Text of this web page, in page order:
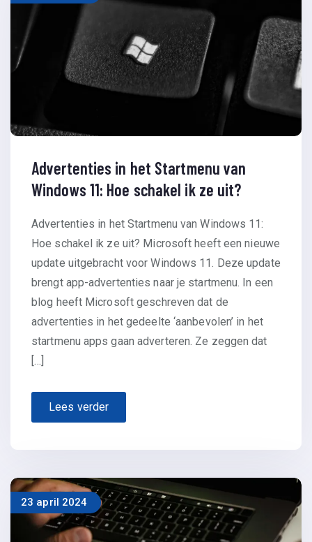
Advertenties in het Startmenu van
Windows 11: Hoe schakel ik ze uit?
Advertenties in het Startmenu van Windows 11:
Hoe schakel ik ze uit? Microsoft heeft een nieuwe
update uitgebracht voor Windows 11. Deze update
brengt app-advertenties naar je startmenu. In een
blog heeft Microsoft geschreven dat de
advertenties in het gedeelte ‘aanbevolen’ in het
startmenu apps gaan adverteren. Ze zeggen dat
[…]
Lees verder
23 april 2024